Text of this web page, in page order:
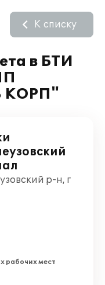
в БТИ
КОРП"
К списку
р-н, г
рабочих мест